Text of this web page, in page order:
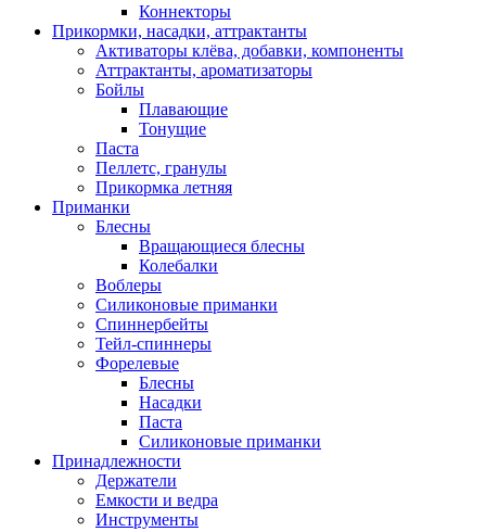
Коннекторы
Прикормки, насадки, аттрактанты
Активаторы клёва, добавки, компоненты
Аттрактанты, ароматизаторы
Бойлы
Плавающие
Тонущие
Паста
Пеллетс, гранулы
Прикормка летняя
Приманки
Блесны
Вращающиеся блесны
Колебалки
Воблеры
Силиконовые приманки
Спиннербейты
Тейл-спиннеры
Форелевые
Блесны
Насадки
Паста
Силиконовые приманки
Принадлежности
Держатели
Емкости и ведра
Инструменты